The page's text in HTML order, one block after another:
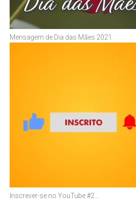
Mensagem de Dia das Mães 2021
Inscrever-se no YouTube #2…